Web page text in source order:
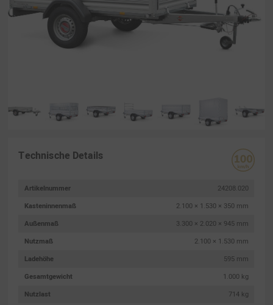
Technische Details
Artikelnummer
24208.020
Kasteninnenmaß
2.100 × 1.530 × 350 mm
Außenmaß
3.300 × 2.020 × 945 mm
Nutzmaß
2.100 × 1.530 mm
Ladehöhe
595 mm
Gesamtgewicht
1.000 kg
Nutzlast
714 kg